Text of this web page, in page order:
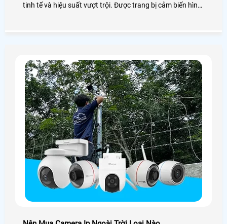
tinh tế và hiệu suất vượt trội. Được trang bị cảm biến hình